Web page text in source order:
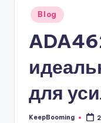
connectors,
ICs,
and
sourcing
for
Posted
in
Blog
для
Posted
KeepBooming